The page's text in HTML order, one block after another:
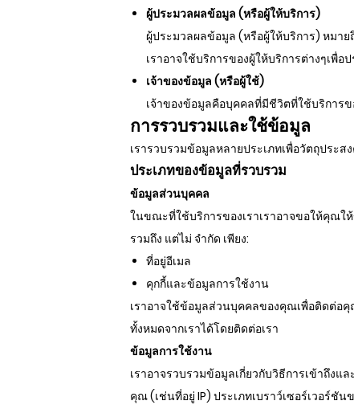
ผู้ประมวลผลข้อมูล (หรือผู้ให้บริการ)
ผู้ประมวลผลข้อมูล (หรือผู้ให้บริการ) หมา
เราอาจใช้บริการของผู้ให้บริการต่างๆเ
เจ้าของข้อมูล (หรือผู้ใช้)
เจ้าของข้อมูลคือบุคคลที่มีชีวิตที่ใช้บริการ
การรวบรวมและใช้ข้อมูล
เรารวบรวมข้อมูลหลายประเภทเพื่อวัตถุประ
ประเภทของข้อมูลที่รวบรวม
ข้อมูลส่วนบุคคล
ในขณะที่ใช้บริการของเราเราอาจขอให้คุณ
รวมถึง แต่ไม่ จำกัด เพียง:
ที่อยู่อีเมล
คุกกี้และข้อมูลการใช้งาน
เราอาจใช้ข้อมูลส่วนบุคคลของคุณเพื่อติดต่อ
ทั้งหมดจากเราได้โดยติดต่อเรา
ข้อมูลการใช้งาน
เราอาจรวบรวมข้อมูลเกี่ยวกับวิธีการเข้าถึง
คุณ (เช่นที่อยู่ IP) ประเภทเบราว์เซอร์เวอร์